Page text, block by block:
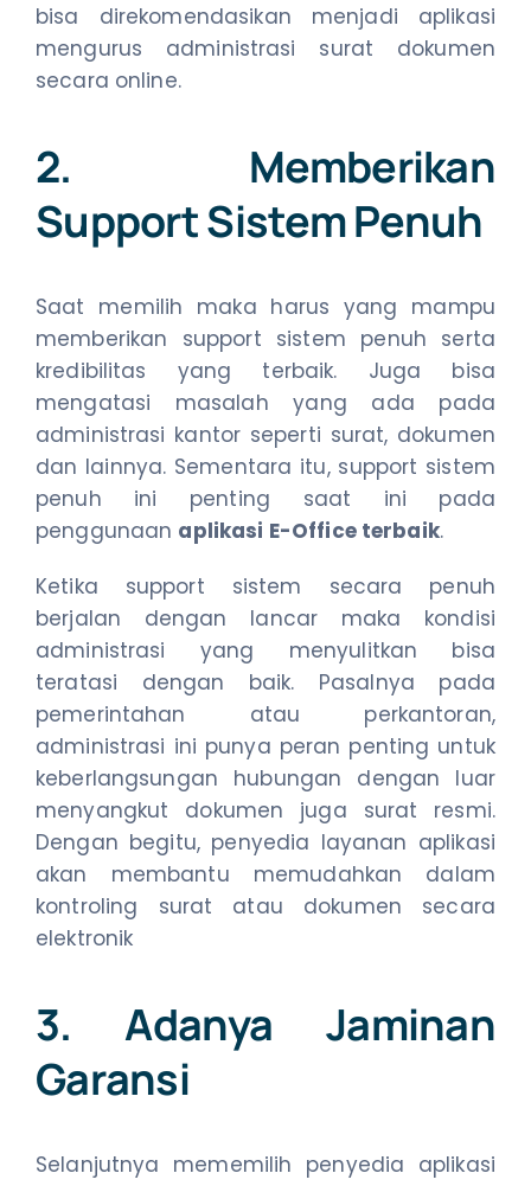
bisa direkomendasikan menjadi aplikasi
mengurus administrasi surat dokumen
secara online.
2. Memberikan
Support Sistem Penuh
Saat memilih maka harus yang mampu
memberikan support sistem penuh serta
kredibilitas yang terbaik. Juga bisa
mengatasi masalah yang ada pada
administrasi kantor seperti surat, dokumen
dan lainnya. Sementara itu, support sistem
penuh ini penting saat ini pada
penggunaan aplikasi E-Office terbaik.
Ketika support sistem secara penuh
berjalan dengan lancar maka kondisi
administrasi yang menyulitkan bisa
teratasi dengan baik. Pasalnya pada
pemerintahan atau perkantoran,
administrasi ini punya peran penting untuk
keberlangsungan hubungan dengan luar
menyangkut dokumen juga surat resmi.
Dengan begitu, penyedia layanan aplikasi
akan membantu memudahkan dalam
kontroling surat atau dokumen secara
elektronik
3. Adanya Jaminan
Garansi
Selanjutnya mememilih penyedia aplikasi